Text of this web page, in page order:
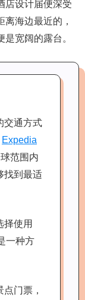
店设计届便深受
海边最近的，
宽阔的露台。
交通方式
Expedia
范围内
找到最适
择使用
一种方
门票，